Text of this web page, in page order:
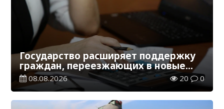
Государство расширяет поддержку
граждан, переезжающих в новые
регионы для работы
08.08.2026 20 0